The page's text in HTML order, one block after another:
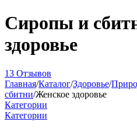
Сиропы и
здоровье
13 Отзывов
Главная/Каталог/Здоровье/
сбитни/Женское здоровье
Категории
Категории